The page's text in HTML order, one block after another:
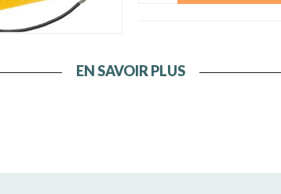
EN SAVOIR PLUS